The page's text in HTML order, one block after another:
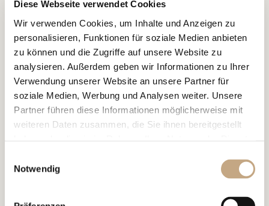
Diese Webseite verwendet Cookies
Wir verwenden Cookies, um Inhalte und Anzeigen zu
personalisieren, Funktionen für soziale Medien anbieten
zu können und die Zugriffe auf unsere Website zu
analysieren. Außerdem geben wir Informationen zu Ihrer
Verwendung unserer Website an unsere Partner für
soziale Medien, Werbung und Analysen weiter. Unsere
Partner führen diese Informationen möglicherweise mit
weiteren Daten zusammen, die Sie ihnen bereitgestellt
Notwendig
Reform des EU-Designrechts –
Bedeutung für Schweizer
Unternehmen
03.03.2026